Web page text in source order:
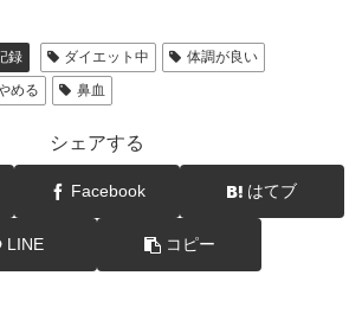
録 ダイエット中
体調が良い
める
鼻血
シェアする
Facebook はてブ
LINE コピー